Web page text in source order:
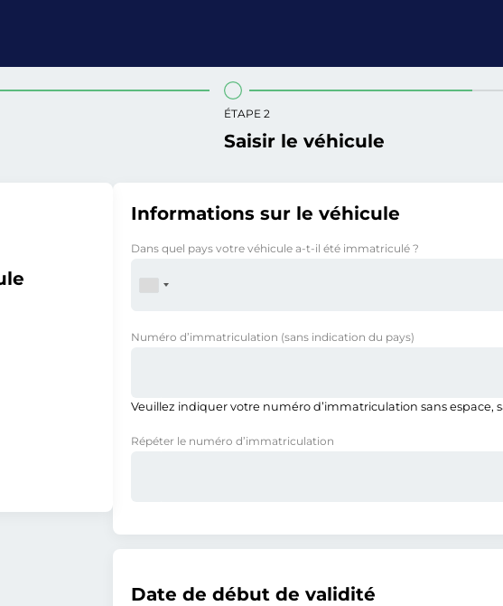
ÉTAPE 2
Saisir le véhicule
Informations sur le véhicule
Dans quel pays votre véhicule a-t-il été immatriculé ?
Numéro d’immatriculation (sans indication du pays)
Veuillez indiquer votre numéro d’immatriculation sans espace,
Répéter le numéro d’immatriculation
Date de début de validité